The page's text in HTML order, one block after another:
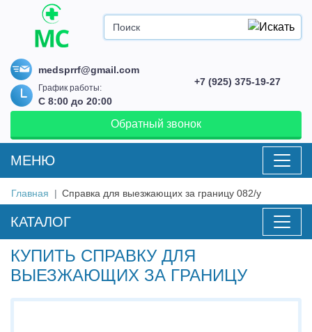
medsprrf@gmail.com
График работы:
С 8:00 до 20:00
+7 (925) 375-19-27
Обратный звонок
MEНЮ
Главная Справка для выезжающих за границу 082/у
КАТАЛОГ
КУПИТЬ СПРАВКУ ДЛЯ
ВЫЕЗЖАЮЩИХ ЗА ГРАНИЦУ